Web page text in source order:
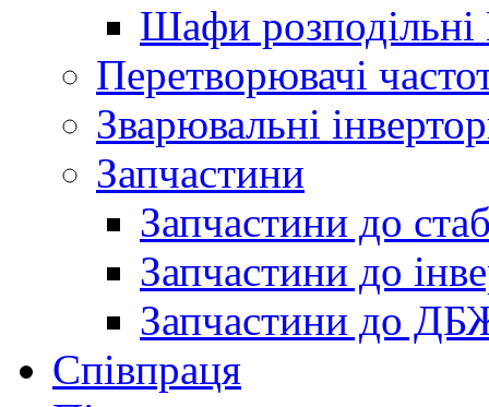
Шафи розподільні
Перетворювачі
Зварювальні
Запчастини
Запчастини до
Запчастини до
Запчастини до
Співпраця